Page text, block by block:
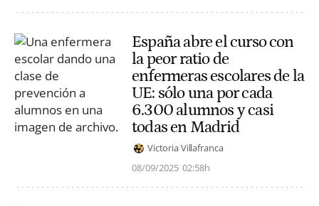
España abre el curso con
la peor ratio de
enfermeras escolares de la
UE: sólo una por cada
6.300 alumnos y casi
todas en Madrid
Victoria Villafranca
08/09/2025 02:58h